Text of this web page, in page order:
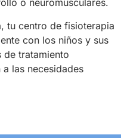
o neuromusculares.
tu centro de fisioterapia
con los niños y sus
de tratamiento
las necesidades